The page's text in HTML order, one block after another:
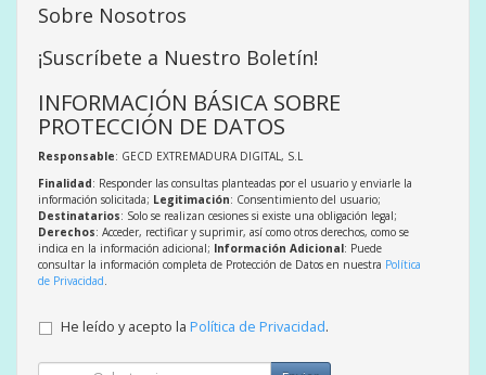
Sobre Nosotros
¡Suscríbete a Nuestro Boletín!
INFORMACIÓN BÁSICA SOBRE
PROTECCIÓN DE DATOS
Responsable: GECD EXTREMADURA DIGITAL, S.L
Finalidad: Responder las consultas planteadas por el usuario y enviarle la
información solicitada; Legitimación: Consentimiento del usuario;
Destinatarios: Solo se realizan cesiones si existe una obligación legal;
Derechos: Acceder, rectificar y suprimir, así como otros derechos, como se
indica en la información adicional; Información Adicional: Puede
consultar la información completa de Protección de Datos en nuestra Política
de Privacidad
He leído y acepto la Política de Privacidad.